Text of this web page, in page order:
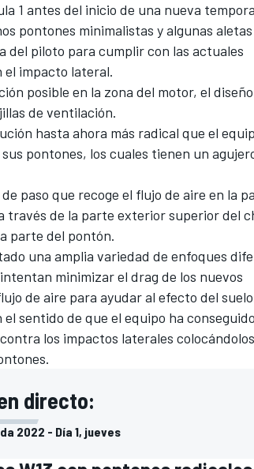
1 antes del inicio de una nueva
pontones minimalistas y algunas
del piloto para cumplir con las actuales
el impacto lateral.
posible en la zona del motor, el
de ventilación.
hasta ahora más radical que el
pontones, los cuales tienen un
paso que recoge el flujo de aire en la
través de la parte exterior superior del
parte del pontón.
una amplia variedad de enfoques
minimizar el drag de los nuevos
de aire para ayudar al efecto del
el sentido de que el equipo ha
los impactos laterales colocándolos
directo:
2022 - Día 1, jueves